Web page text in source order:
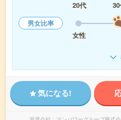
20代
男女比率
女性
気になる!